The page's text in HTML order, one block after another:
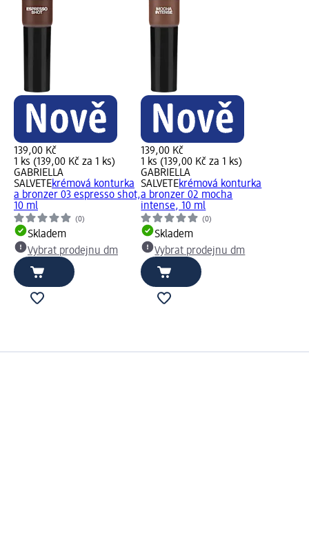
139,00 Kč
1 ks (139,00 Kč za 1 ks)
GABRIELLA
SALVETEkrémová konturka
a bronzer 03 espresso shot,
10 ml
(0)
Skladem
Vybrat prodejnu dm
139,00 Kč
1 ks (139,00 Kč za 1 ks)
GABRIELLA
SALVETEkrémová konturka
a bronzer 02 mocha
intense, 10 ml
(0)
Skladem
Vybrat prodejnu dm